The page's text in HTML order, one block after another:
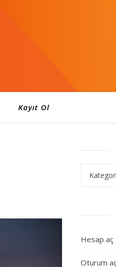
Kayıt Ol
Hesap aç
Oturum